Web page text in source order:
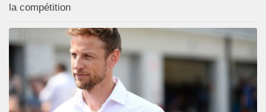
la compétition